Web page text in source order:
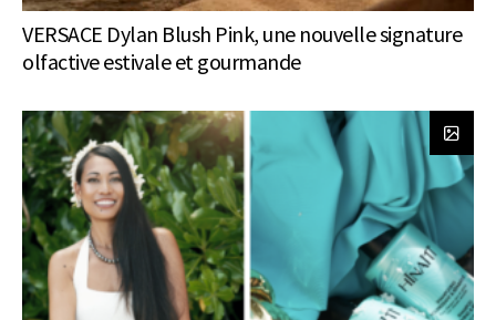
VERSACE Dylan Blush Pink, une nouvelle signature
olfactive estivale et gourmande